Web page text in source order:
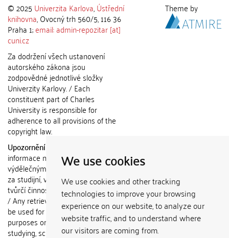
We use cookies
We use cookies and other tracking
technologies to improve your browsing
experience on our website, to analyze our
website traffic, and to understand where
our visitors are coming from.
© 2025 Univerzita Karlova,Ústřední
knihovna, Ovocný trh 560/5, 116 36
Praha 1;email: admin-repozitar [at]
cuni.cz
Za dodržení všech ustanovení
autorského zákona jsou
zodpovědné jednotlivé složky
Univerzity Karlovy. / Each
constituent part of Charles
University is responsible for
adherence to all provisions of the
copyright law.
Upozornění / Notice:
informace nemohou být použity k
výdělečným účelům nebo vydávány
za studijní, vědeckou nebo jinou
tvůrčí činnost jiné osoby než autora.
/ Any retrieved information shall not
be used for any commercial
purposes or claimed as results of
studying, scientific or any other
Theme by